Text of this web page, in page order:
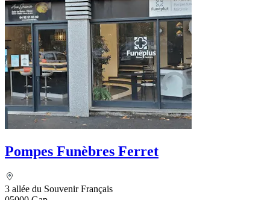
Pompes Funèbres Ferret
3 allée du Souvenir Français